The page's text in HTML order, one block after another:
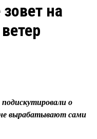
Рейтинги
Блоги
на
о
вырабатывают сами